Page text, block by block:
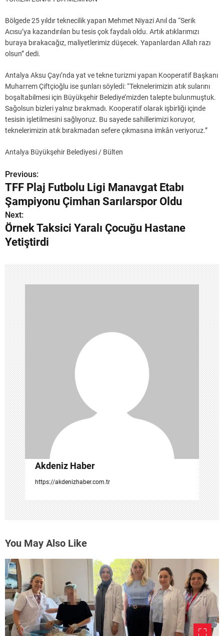
Bölgede 25 yıldır teknecilik yapan Mehmet Niyazi Anıl da “Serik
Acısu’ya kazandırılan bu tesis çok faydalı oldu. Artık atıklarımızı
buraya bırakacağız, maliyetlerimiz düşecek. Yapanlardan Allah razı
olsun” dedi.
Antalya Aksu Çayı’nda yat ve tekne turizmi yapan Kooperatif Başkanı
Muharrem Çiftçioğlu ise şunları söyledi: “Teknelerimizin atık sularını
boşaltabilmesi için Büyükşehir Belediye’mizden talepte bulunmuştuk.
Sağolsun bizleri yalnız bırakmadı. Kooperatif olarak işbirliği içinde
tesisin işletilmesini sağlıyoruz. Bu sayede sahillerimizi koruyor,
teknelerimizin atık bırakmadan sefere çıkmasına imkân veriyoruz.”
Antalya Büyükşehir Belediyesi / Bülten
Y
a
z
ı
e
z
i
n
m
e
s
i
Previous:
TFF Plaj Futbolu Ligi Manavgat Etabı
Şampiyonu Çimhan Sarılarspor Oldu
Next:
Örnek Taksici Yaralı Çocuğu Hastane
Yetiştirdi
Akdeniz Haber
https://akdenizhaber.com.tr
You May Also Like